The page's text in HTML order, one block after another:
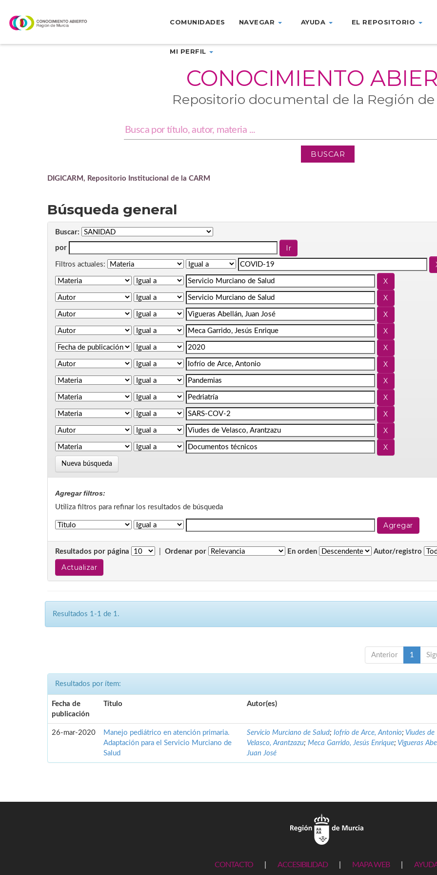
navigation
COMUNIDADES NAVEGAR AYUDA EL REPOSITORIO
MI PERFIL
CONOCIMIENTO
Repositorio documental de la Región
DIGICARM, Repositorio Institucional de la CARM
Búsqueda general
Buscar:
por
Filtros actuales:
Nueva búsqueda
Agregar filtros:
Utiliza filtros para refinar los resultados de búsqueda
Resultados por página Ordenar por En orden Autor/registro
Resultados 1-1 de 1.
Anterior 1
Resultados por ítem:
Fecha de
publicación
Título Autor(es)
26-mar-2020
Manejo pediátrico en atención primaria.
Adaptación para el Servicio Murciano de
Salud
Servicio Murciano de Salud;Iofrío de Arce, Antonio; Viudes de
Velasco, Arantzazu;Meca Garrido, Jesús Enrique; Vigueras
Juan José
CONTACTO ACCESIBILIDAD MAPA WEB